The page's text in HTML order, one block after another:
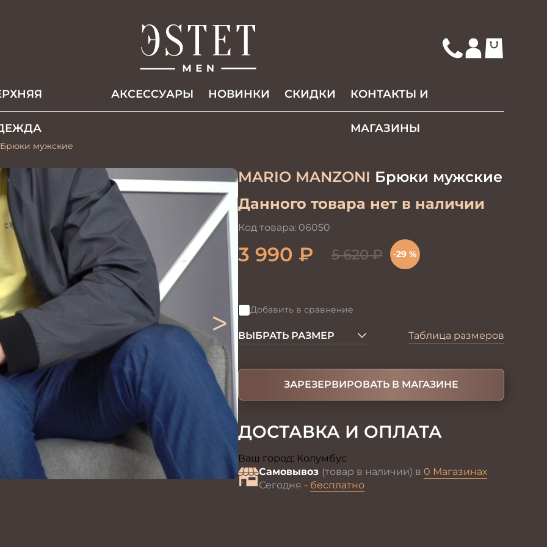
АКCЕССУАРЫ НОВИНКИ СКИДКИ КОНТАКТЫ И
МАГАЗИНЫ
Брюки мужские
>
MARIO MANZONI Брюки мужские
Данного товара нет в наличии
Код товара: 06050
3 990 ₽ 5 620₽ -29 %
Добавить в сравнение
ВЫБРАТЬ РАЗМЕР Таблица размеров
ЗАРЕЗЕРВИРОВАТЬ В МАГАЗИНЕ
ДОСТАВКА И ОПЛАТА
Ваш город: Колумбус
Самовывоз (товар в наличии) в 0 Магазинах
Сегодня - бесплатно